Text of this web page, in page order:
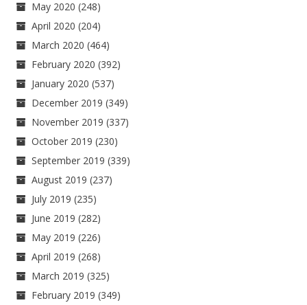
May 2020 (248)
April 2020 (204)
March 2020 (464)
February 2020 (392)
January 2020 (537)
December 2019 (349)
November 2019 (337)
October 2019 (230)
September 2019 (339)
August 2019 (237)
July 2019 (235)
June 2019 (282)
May 2019 (226)
April 2019 (268)
March 2019 (325)
February 2019 (349)